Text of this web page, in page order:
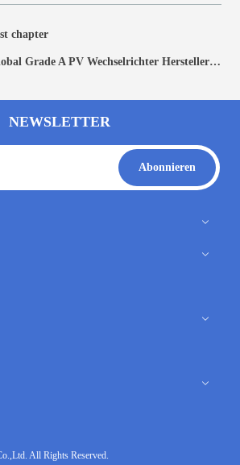
chapter
Grade A PV Wechselrichter Hersteller ausgezeichnet
NEWSLETTER
Abonnieren
All Rights Reserved.